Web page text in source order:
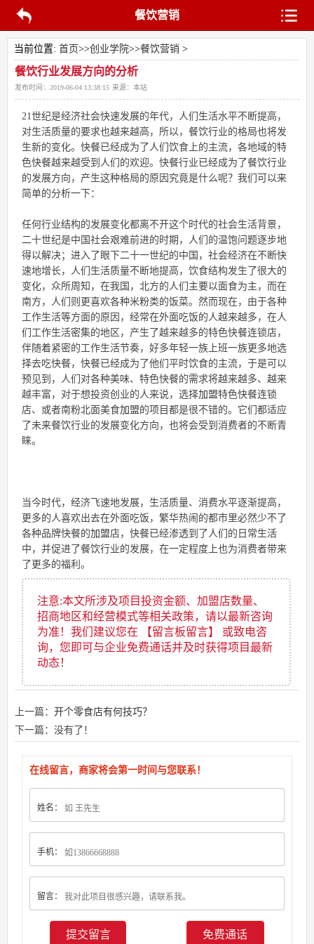
餐饮营销
当前位置: 首页>>创业学院>>餐饮营销 >
餐饮行业发展方向的分析
发布时间： 2019-06-04 13:38:15 来源： 本站
21世纪是经济社会快速发展的年代，人们生活水平不断提高，
对生活质量的要求也越来越高，所以，餐饮行业的格局也将发
生新的变化。快餐已经成为了人们饮食上的主流，各地域的特
色快餐越来越受到人们的欢迎。快餐行业已经成为了餐饮行业
的发展方向，产生这种格局的原因究竟是什么呢？我们可以来
简单的分析一下：
任何行业结构的发展变化都离不开这个时代的社会生活背景，
二十世纪是中国社会艰难前进的时期，人们的温饱问题逐步地
得以解决；进入了眼下二十一世纪的中国，社会经济在不断快
速地增长，人们生活质量不断地提高，饮食结构发生了很大的
变化，众所周知，在我国，北方的人们主要以面食为主，而在
南方，人们则更喜欢各种米粉类的饭菜。然而现在，由于各种
工作生活等方面的原因，经常在外面吃饭的人越来越多，在人
们工作生活密集的地区，产生了越来越多的特色快餐连锁店，
伴随着紧密的工作生活节奏，好多年轻一族上班一族更多地选
择去吃快餐，快餐已经成为了他们平时饮食的主流，于是可以
预见到，人们对各种美味、特色快餐的需求将越来越多、越来
越丰富，对于想投资创业的人来说，选择加盟特色快餐连锁
店、或者南粉北面美食加盟的项目都是很不错的。它们都适应
了未来餐饮行业的发展变化方向，也将会受到消费者的不断青
睐。
当今时代，经济飞速地发展，生活质量、消费水平逐渐提高，
更多的人喜欢出去在外面吃饭，繁华热闹的都市里必然少不了
各种品牌快餐的加盟店，快餐已经渗透到了人们的日常生活
中，并促进了餐饮行业的发展，在一定程度上也为消费者带来
了更多的福利。
注意:本文所涉及项目投资金额、加盟店数量、
招商地区和经营模式等相关政策，请以最新咨询
为准！我们建议您在 【留言板留言】 或致电咨
询，您即可与企业免费通话并及时获得项目最新
动态！
上一篇： 开个零食店有何技巧？
下一篇：没有了！
在线留言，商家将会第一时间与您联系！
姓名：
手机：
留言：
免费通话